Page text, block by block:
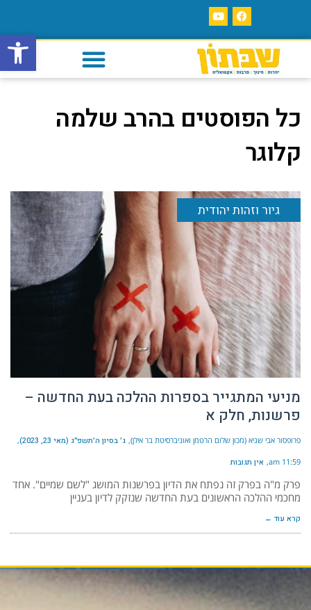
פתח
כל הפוסטים בהרב שלמה
קלוגר
גיור וזהות יהודית
מניעי המתגייר בספרות ההלכה בעת החדשה –
פרשנות, חלק א
פרופסור אבי שגיא (מכון שלום הרטמן ואוניברסיטת בר אילן) ג׳ בסיון ה׳תשפ״ג (מאי 23, 2023)
11:59 am אין תגובות
פרק מ"ה בפרק זה נפתח את הדיון בפרשנות המושג "לשם שמיים". אחד
מחכמי ההלכה הראשונים בעת החדשה שנזקק לדיון בעניין
קרא עוד ←